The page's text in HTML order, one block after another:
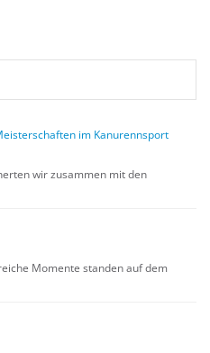
im Kanurennsport
wir zusammen mit den
Momente standen auf dem